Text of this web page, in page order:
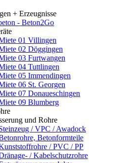
+ Erzeugnisse
- Beton2Go
01 Villingen
02 Döggingen
03 Furtwangen
04 Tuttlingen
05 Immendingen
06 St. Georgen
07 Donaueschingen
09 Blumberg
und Rohre
/ VPC / Awadock
Betonformteile
/ PVC / PP
/ Kabelschutzrohre